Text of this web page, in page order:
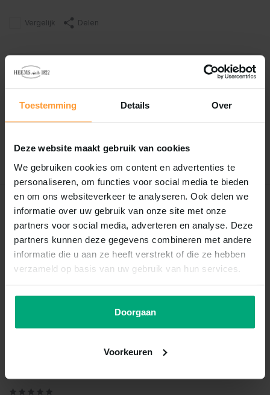
Toestemming Details Over
Deze website maakt gebruik van cookies
We gebruiken cookies om content en advertenties te
personaliseren, om functies voor social media te bieden
en om ons websiteverkeer te analyseren. Ook delen we
informatie over uw gebruik van onze site met onze
partners voor social media, adverteren en analyse. Deze
partners kunnen deze gegevens combineren met andere
informatie die u aan ze heeft verstrekt of die ze hebben
verzameld op basis van uw gebruik van hun services.
Doorgaan
Voorkeuren
Vergelijk Delen
Reviews
Er zijn nog geen reviews geschreven over dit product..
Schrijf je eigen review
Recent bekeken